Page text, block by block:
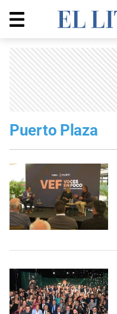
Puerto Plaza